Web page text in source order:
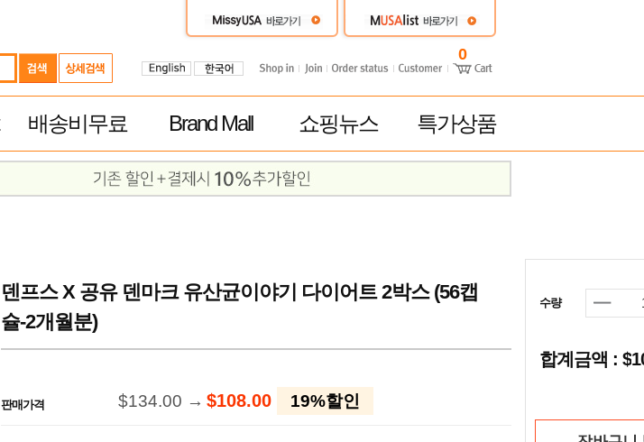
0
배송비무료 Brand Mall 쇼핑뉴스 특가상품
덴프스 X 공유 덴마크 유산균이야기 다이어트 2박스 (56캡
슐-2개월분)
판매가격 $134.00 → $108.00 19%할인
수량
합계금액 : $